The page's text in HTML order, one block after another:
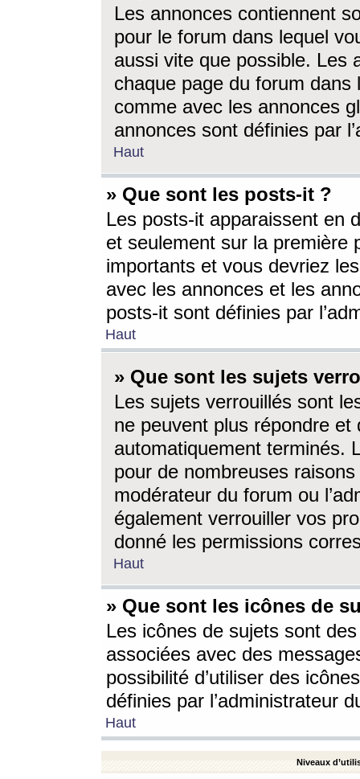
Les annonces contiennent
pour le forum dans lequel
aussi vite que possible. Les
chaque page du forum dans
comme avec les annonces
annonces sont définies par
Haut
» Que sont les posts-it ?
Les posts-it apparaissent en
et seulement sur la première
importants et vous devriez
avec les annonces et les
posts-it sont définies par
Haut
» Que sont les sujets
Les sujets verrouillés sont
ne peuvent plus répondre
automatiquement terminés.
pour de nombreuses
modérateur du forum ou
également verrouiller vos
donné les permissions
Haut
» Que sont les icônes de
Les icônes de sujets sont
associées avec des
possibilité d’utiliser des
définies par l’administrateur
Haut
Niveaux